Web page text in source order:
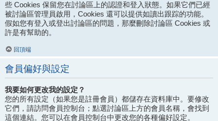
些 Cookies 保留您在討論區上的認證和登入狀態。如果它們已經
被討論區管理員啟用，Cookies 還可以提供如讀出跟踪的功能。
假如您有登入或登出討論區的問題，那麼刪除討論區 Cookies 或
許是有幫助的。
回頂端
會員偏好與設定
我要如何更改我的設定？
您的所有設定（如果您是註冊會員）都儲存在資料庫中。要修改
它們，請訪問會員控制台；點選討論區上方的會員名稱，會找到
這個連結。您可以在會員控制台中更改您的各種偏好設定。